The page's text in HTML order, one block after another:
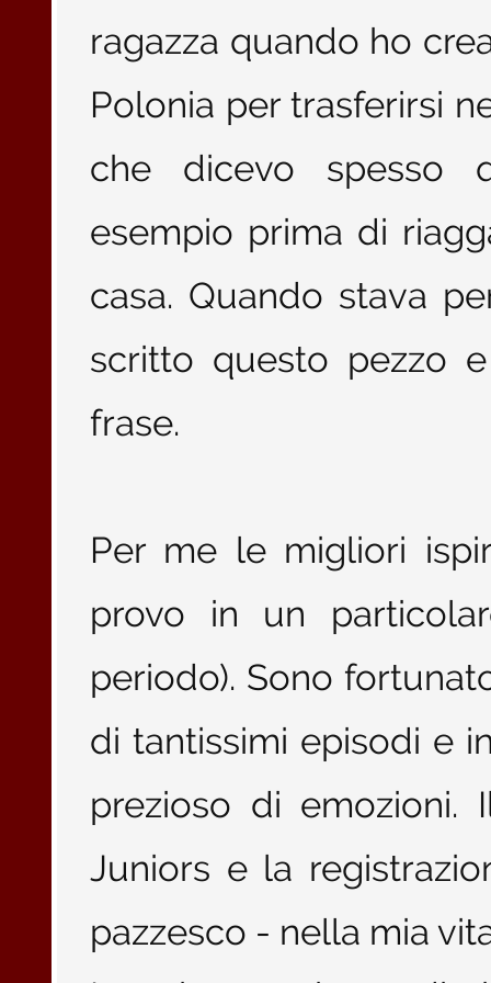
ragazza quando ho
Polonia per trasferirsi
che dicevo spesso
esempio prima di
casa. Quando stava
scritto questo pezzo
frase.
Per me le migliori
provo in un
periodo). Sono
di tantissimi episodi e
prezioso di emozioni.
Juniors e la
pazzesco - nella mia